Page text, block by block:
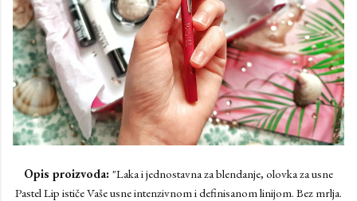
Opis proizvoda: "Laka i jednostavna za blendanje, olovka za usne
Pastel Lip ističe Vaše usne intenzivnom i definisanom linijom. Bez mrlja.